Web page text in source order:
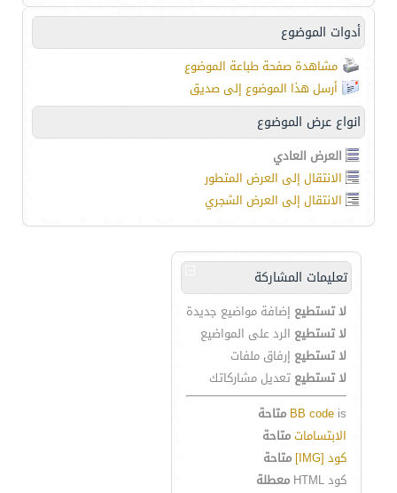
أدوات الموضوع
مشاهدة صفحة طباعة الموضوع
أرسل هذا الموضوع إلى صديق
انواع عرض الموضوع
العرض العادي
الانتقال إلى العرض المتطور
الانتقال إلى العرض الشجري
تعليمات المشاركة
لا تستطيع إضافة مواضيع جديدة
لا تستطيع الرد على المواضيع
لا تستطيع إرفاق ملفات
لا تستطيع تعديل مشاركاتك
BB code is
متاحة
الابتساماتمتاحة
كود [IMG]
متاحة
كود HTML
معطلة